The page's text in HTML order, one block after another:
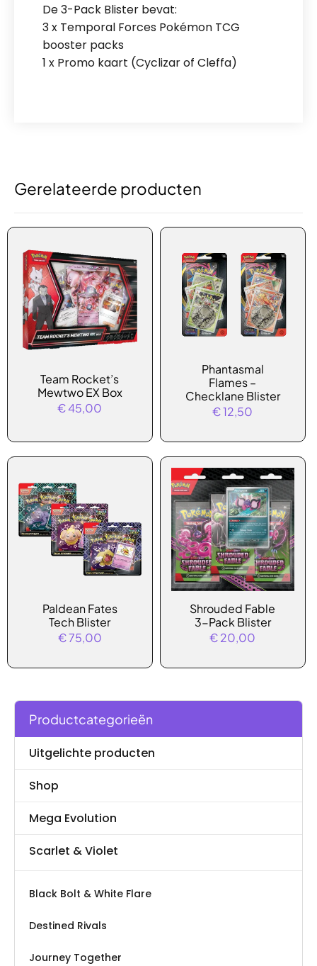
De 3-Pack Blister bevat:
3 x Temporal Forces Pokémon TCG
booster packs
1 x Promo kaart (Cyclizar of Cleffa)
Gerelateerde producten
Team Rocket’s
Mewtwo EX Box
€45,00
product
heeft
meerdere
optie
kan
gekozen
worden
op
de
productpagina
Phantasmal
Flames –
Checklane Blister
€12,50
product
variaties.
optie
kan
gekozen
worden
de
productpagina
Paldean Fates
Tech Blister
€75,00
Shrouded Fable
3-Pack Blister
€20,00
Productcategorieën
Uitgelichte producten
Shop
Mega Evolution
Scarlet & Violet
Black Bolt & White Flare
Destined Rivals
Journey Together